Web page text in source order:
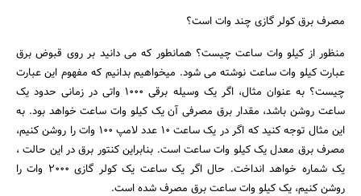
مصرف برق کولر گازی چند وات است؟
منظور از کیلو وات ساعت چیست؟ همانطور که می دانید بر روی قبوض برق
عبارت کیلو وات ساعت نوشته می شود. میخواهیم بدانیم که مفهوم این عبارت
چیست؟ به عنوان مثال، اگر یک وسیله برقی ۱۰۰۰ واتی در زمانی حدود یک
ساعت روشن باشد، مقدار برق مصرفی آن یک کیلو وات ساعت خواهد بود. به
این مثال توجه کنید که اگر در یک ساعت ۱۰ عدد لامپ ۱۰۰ وات را روشن کنیم،
مصرف برق معدل یک کیلو وات ساعت است. بنابراین کنتور برق در این حالت ،
یک شماره خواهد انداخت. حال اگر یک ساعت یک کولر گازی ۲۰۰۰ وات را
روشن کنیم، یک کیلو وات ساعت برق مصرف شده است.